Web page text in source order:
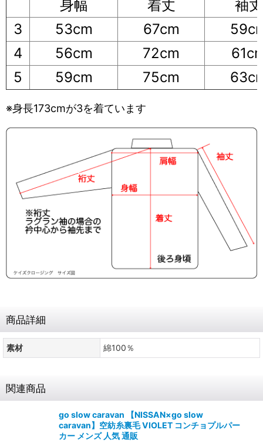
身幅 着丈
袖丈
3
53cm 67cm
4
56cm 72cm
5
59cm 75cm
※身長173cmが3を着ています
商品詳細
素材 綿100％
関連商品
go slow caravan 【NISSAN×go slow
caravan】空紡糸裏毛 VIOLET コンチョプルパー
カー メンズ 人気 通販